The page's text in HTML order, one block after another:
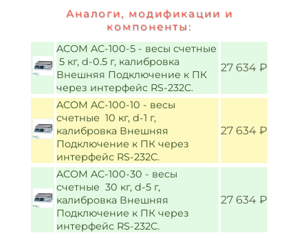
Аналоги, модификации и
компоненты:
ACOM AC-100-5 - весы счетные
5 кг, d-0.5 г, калибровка
Внешняя Подключение к ПК
через интерфейс RS-232C.
27 634 ₽
ACOM AC-100-10 - весы
счетные 10 кг, d-1 г,
калибровка Внешняя
Подключение к ПК через
интерфейс RS-232C.
27 634 ₽
ACOM AC-100-30 - весы
счетные 30 кг, d-5 г,
калибровка Внешняя
Подключение к ПК через
интерфейс RS-232C.
27 634 ₽